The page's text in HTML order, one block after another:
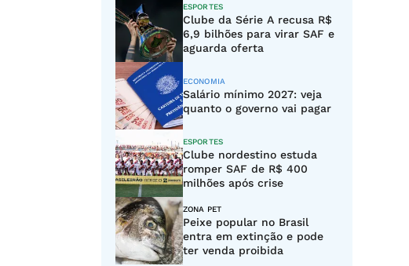
ESPORTES
Clube da Série A recusa R$
6,9 bilhões para virar SAF e
aguarda oferta
ECONOMIA
Salário mínimo 2027: veja
quanto o governo vai pagar
ESPORTES
Clube nordestino estuda
romper SAF de R$ 400
milhões após crise
ZONA PET
Peixe popular no Brasil
entra em extinção e pode
ter venda proibida